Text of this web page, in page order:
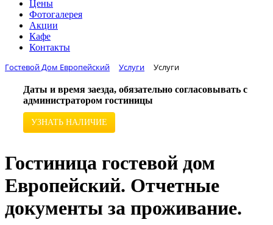
Цены
Фотогалерея
Акции
Кафе
Контакты
Гостевой Дом Европейский Услуги Услуги
Даты и время заезда, обязательно согласовывать с
администратором гостиницы
УЗНАТЬ НАЛИЧИЕ
Гостиница гостевой дом
Европейский. Отчетные
документы за проживание.